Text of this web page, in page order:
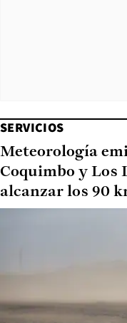
SERVICIOS
Meteorología
Coquimbo y Los
alcanzar los 90